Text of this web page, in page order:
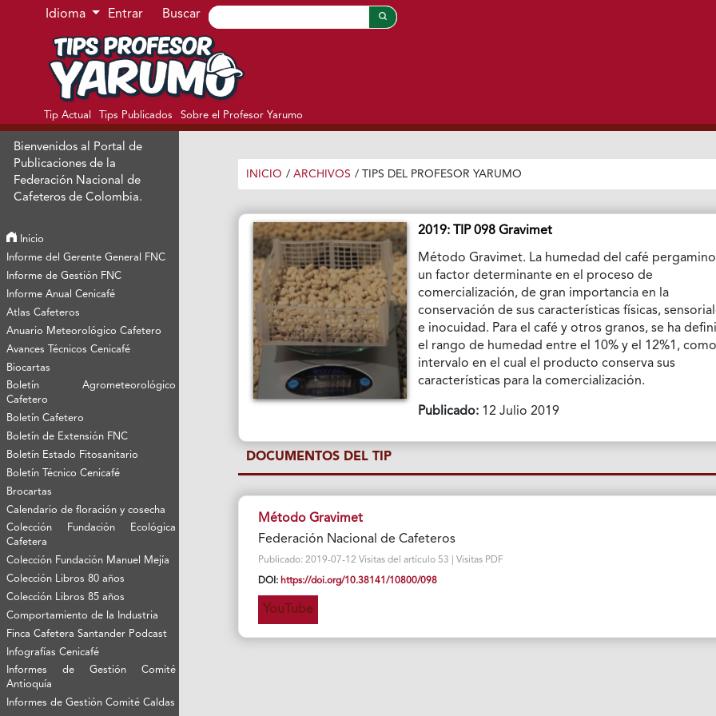
Ir al menú de navegación principal
Ir al contenido principal
Ir al pie de página del sitio
Idioma Entrar Buscar
Tip Actual Tips Publicados Sobre el Profesor Yarumo
Bienvenidos al Portal de
Publicaciones de la
Federación Nacional de
Cafeteros de Colombia.
Inicio
Informe del Gerente General FNC
Informe de Gestión FNC
Informe Anual Cenicafé
Atlas Cafeteros
Anuario Meteorológico Cafetero
Avances Técnicos Cenicafé
Biocartas
Boletín Agrometeorológico
Cafetero
Boletín Cafetero
Boletín de Extensión FNC
Boletín Estado Fitosanitario
Boletín Técnico Cenicafé
Brocartas
Calendario de floración y cosecha
Colección Fundación Ecológica
Cafetera
Colección Fundación Manuel Mejía
Colección Libros 80 años
Colección Libros 85 años
Comportamiento de la Industria
Finca Cafetera Santander Podcast
Infografías Cenicafé
Informes de Gestión Comité
Antioquía
Informes de Gestión Comité Caldas
INICIO / ARCHIVOS / TIPS DEL PROFESOR YARUMO
2019: TIP 098 Gravimet
Método Gravimet. La humedad del café
un factor determinante en el proceso de
comercialización, de gran importancia en la
conservación de sus características físicas,
e inocuidad. Para el café y otros granos, se ha
el rango de humedad entre el 10% y el 12%1,
intervalo en el cual el producto conserva sus
características para la comercialización.
Publicado: 12 Julio 2019
DOCUMENTOS DEL TIP
Método Gravimet
Federación Nacional de Cafeteros
Publicado: 2019-07-12 Visitas del artículo 53 | Visitas PDF
DOI: https://doi.org/10.38141/10800/098
YouTube